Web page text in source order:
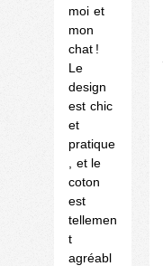
moi et
mon
chat !
Le
design
est chic
et
pratique
, et le
coton
est
tellemen
t
agréabl